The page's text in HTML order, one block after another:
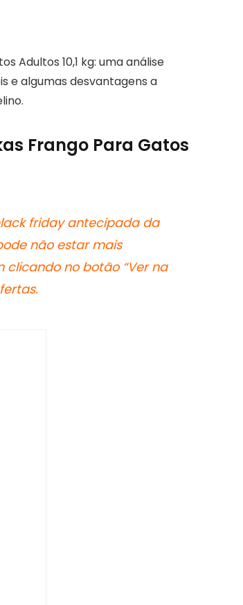
Adultos 10,1 kg: uma análise
e algumas desvantagens a
Frango Para Gatos
friday antecipada da
não estar mais
clicando no botão “Ver na